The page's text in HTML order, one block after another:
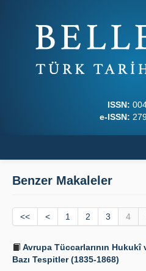
ISSN:
e-ISSN:
Dergi Kurulları
İlkeler
Benzer Makaleler
<< < 1 2 3 4
Avrupa Tüccarlarının Hukukî
Bazı Tespitler (1835-1868)